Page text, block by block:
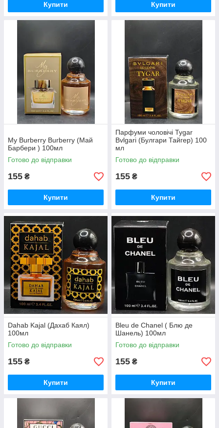
Купити Купити
My Burberry Burberry (Май
Барбери ) 100мл
Готово до відправки
155 ₴
Купити
Парфуми чоловічі Tygar
Bvlgari (Булгари Тайгер) 100
мл
Готово до відправки
155 ₴
Купити
Dahab Kajal (Дахаб Каял)
100мл
Готово до відправки
155 ₴
Купити
Bleu de Chanel ( Блю де
Шанель) 100мл
Готово до відправки
155 ₴
Купити